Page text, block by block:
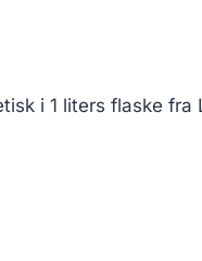
i 1 liters flaske fra